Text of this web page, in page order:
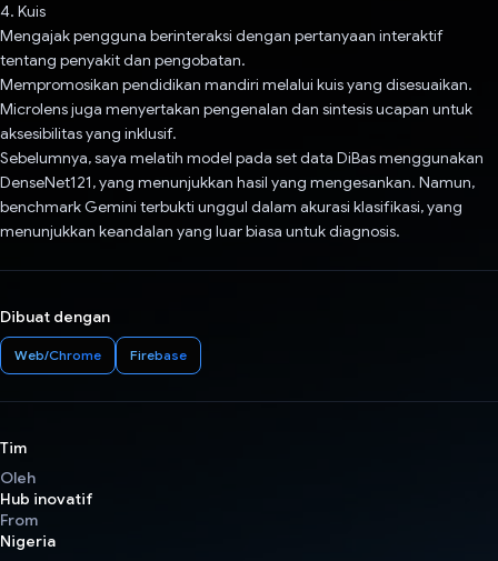
4. Kuis
Mengajak pengguna berinteraksi dengan pertanyaan interaktif
tentang penyakit dan pengobatan.
Mempromosikan pendidikan mandiri melalui kuis yang disesuaikan.
Microlens juga menyertakan pengenalan dan sintesis ucapan untuk
aksesibilitas yang inklusif.
Sebelumnya, saya melatih model pada set data DiBas menggunakan
DenseNet121, yang menunjukkan hasil yang mengesankan. Namun,
benchmark Gemini terbukti unggul dalam akurasi klasifikasi, yang
menunjukkan keandalan yang luar biasa untuk diagnosis.
Dibuat dengan
Web/Chrome Firebase
Tim
Oleh
Hub inovatif
From
Nigeria